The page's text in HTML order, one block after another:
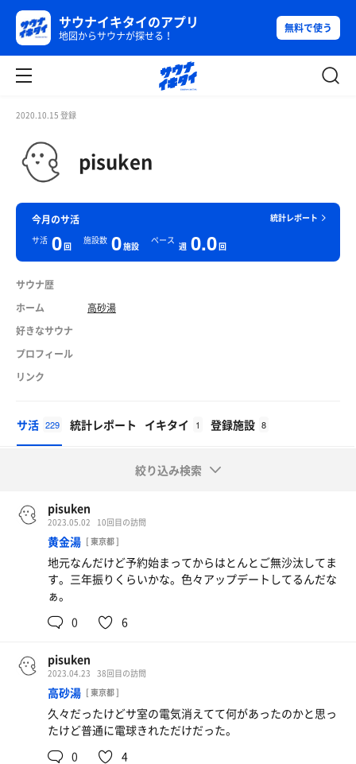
サウナイキタイのアプリ
地図からサウナが探せる！
無料で使う
2020.10.15 登録
pisuken
統計レポート
今月のサ活
サ活 0回
施設数 0施設
ペース
週 0.0回
サウナ歴
ホーム
高砂湯
好きなサウナ
プロフィール
リンク
サ活 229 統計レポート イキタイ 1 登録施設 8
絞り込み検索
pisuken
2023.05.02 10回目の訪問
黄金湯 [ 東京都 ]
地元なんだけど予約始まってからはとんとご無沙汰してま
す。三年振りくらいかな。色々アップデートしてるんだな
ぁ。
0
6
pisuken
2023.04.23 38回目の訪問
高砂湯 [ 東京都 ]
久々だったけどサ室の電気消えてて何があったのかと思っ
たけど普通に電球きれただけだった。
0
4